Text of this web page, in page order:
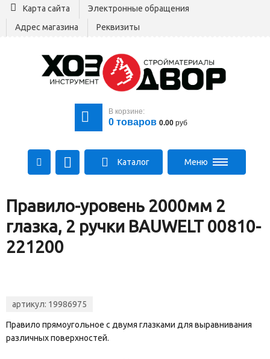
Карта сайта
Электронные обращения
Адрес магазина
Реквизиты
В корзине:
0 товаров 0.00 руб
+375 29 564-00-00
Все для стройки
Log@hozdvor.by
Каталог Меню
Правило-уровень 2000мм 2
глазка, 2 ручки BAUWELT 00810-
221200
артикул: 19986975
Правило прямоугольное с двумя глазками для выравнивания
различных поверхностей.